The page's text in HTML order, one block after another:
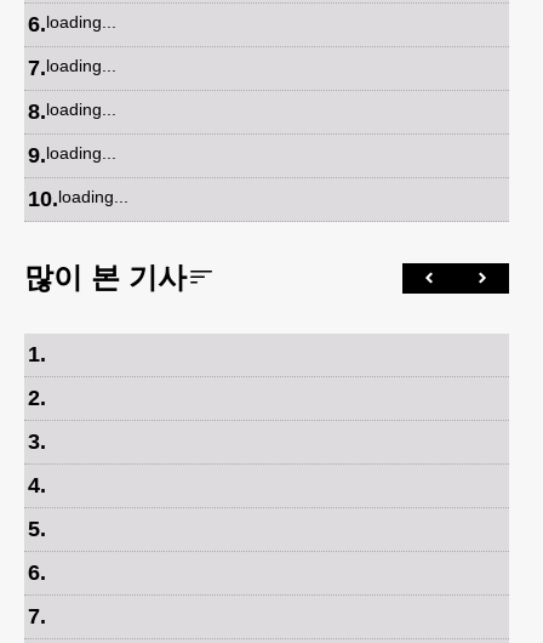
6.loading...
7.loading...
8.loading...
9.loading...
10.loading...
많이 본 기사
1.
2.
3.
4.
5.
6.
7.